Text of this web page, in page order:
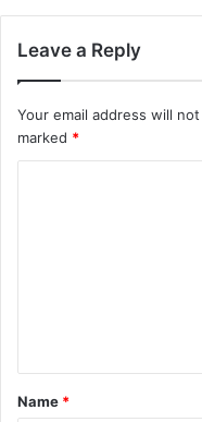
Leave a Reply
Your email address will
marked *
t
*
Name *